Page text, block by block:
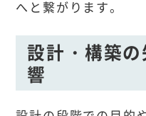
へと繋がります。
設計・構築
響